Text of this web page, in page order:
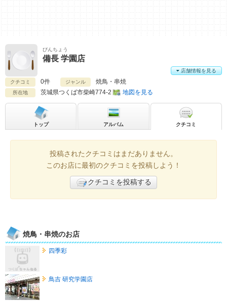
びんちょう
備長 学園店
クチコミ 0件 ジャンル 焼鳥・串焼
所在地 茨城県つくば市柴崎774-2 地図を見る
店舗情報を見る
トップ アルバム クチコミ
投稿されたクチコミはまだありません。
このお店に最初のクチコミを投稿しよう！
クチコミを投稿する
焼鳥・串焼のお店
四季彩
鳥吉 研究学園店